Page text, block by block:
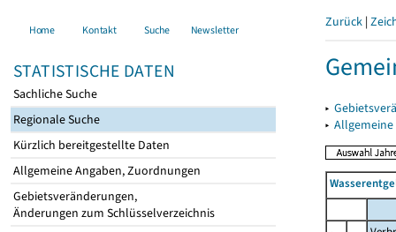
Home Kontakt Suche Newsletter
STATISTISCHE DATEN
Sachliche Suche
Regionale Suche
Kürzlich bereitgestellte Daten
Allgemeine Angaben, Zuordnungen
Gebietsveränderungen,
Änderungen zum Schlüsselverzeichnis
Zurück |
▸
▸